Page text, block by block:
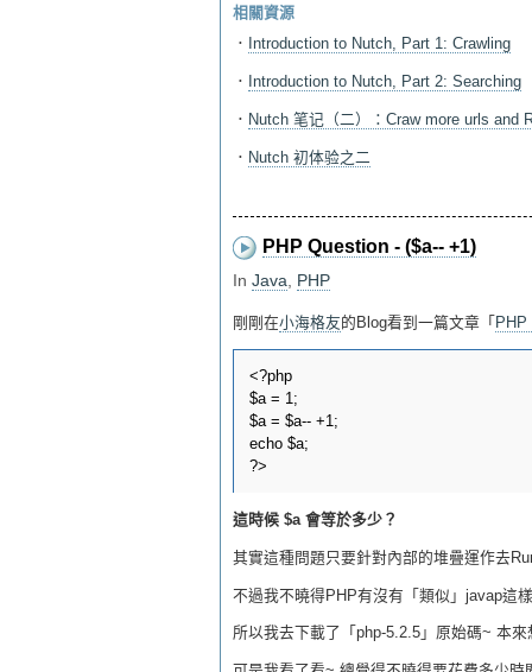
相關資源
． Introduction to Nutch, Part 1: Crawling
． Introduction to Nutch, Part 2: Searching
． Nutch 笔记（二）：Craw more urls and
． Nutch 初体验之二
PHP Question - ($a-- +1)
In Java, PHP
剛剛在小海格友的Blog看到一篇文章「 PHP
<?php
$a = 1;
$a = $a-- +1;
echo $a;
這時候 $a 會等於多少？
其實這種問題只要針對內部的堆疊運作去
不過我不曉得PHP有沒有「類似」javap這
所以我去下載了「php-5.2.5」原始碼~ 本